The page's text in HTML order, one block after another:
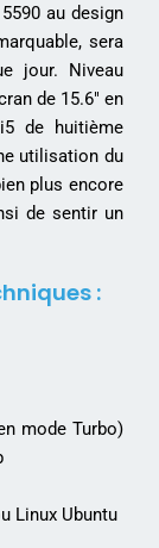
au design
sera
jour. Niveau
de 15.6″ en
de huitième
utilisation du
plus encore
de sentir un
:
mode Turbo)
Linux Ubuntu